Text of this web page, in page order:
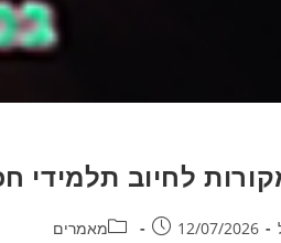
לחיוב תלמידי
12/07/2026 מאמרים